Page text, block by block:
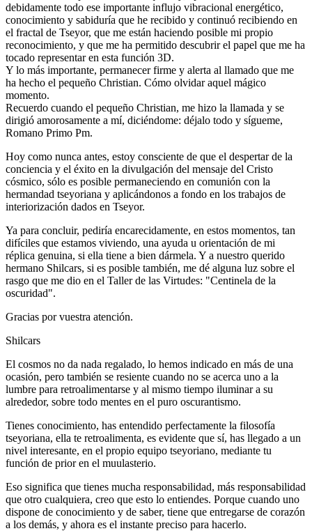
debidamente todo ese importante influjo vibracional energético,
conocimiento y sabiduría que he recibido y continuó recibiendo en
el fractal de Tseyor, que me están haciendo posible mi propio
reconocimiento, y que me ha permitido descubrir el papel que me ha
tocado representar en esta función 3D.
Y lo más importante, permanecer firme y alerta al llamado que me
ha hecho el pequeño Christian. Cómo olvidar aquel mágico
momento.
Recuerdo cuando el pequeño Christian, me hizo la llamada y se
dirigió amorosamente a mí, diciéndome: déjalo todo y sígueme,
Romano Primo Pm.
Hoy como nunca antes, estoy consciente de que el despertar de la
conciencia y el éxito en la divulgación del mensaje del Cristo
cósmico, sólo es posible permaneciendo en comunión con la
hermandad tseyoriana y aplicándonos a fondo en los trabajos de
interiorización dados en Tseyor.
Ya para concluir, pediría encarecidamente, en estos momentos, tan
difíciles que estamos viviendo, una ayuda u orientación de mi
réplica genuina, si ella tiene a bien dármela. Y a nuestro querido
hermano Shilcars, si es posible también, me dé alguna luz sobre el
rasgo que me dio en el Taller de las Virtudes: "Centinela de la
oscuridad".
Gracias por vuestra atención.
Shilcars
El cosmos no da nada regalado, lo hemos indicado en más de una
ocasión, pero también se resiente cuando no se acerca uno a la
lumbre para retroalimentarse y al mismo tiempo iluminar a su
alrededor, sobre todo mentes en el puro oscurantismo.
Tienes conocimiento, has entendido perfectamente la filosofía
tseyoriana, ella te retroalimenta, es evidente que sí, has llegado a un
nivel interesante, en el propio equipo tseyoriano, mediante tu
función de prior en el muulasterio.
Eso significa que tienes mucha responsabilidad, más responsabilidad
que otro cualquiera, creo que esto lo entiendes. Porque cuando uno
dispone de conocimiento y de saber, tiene que entregarse de corazón
a los demás, y ahora es el instante preciso para hacerlo.